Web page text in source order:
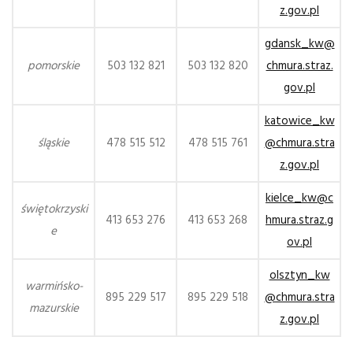
z.gov.pl
pomorskie 503 132 821 503 132 820
gdansk_kw@
chmura.straz.
gov.pl
śląskie 478 515 512 478 515 761
katowice_kw
@chmura.stra
z.gov.pl
świętokrzyski
e
413 653 276 413 653 268
kielce_kw@c
hmura.straz.g
ov.pl
warmińsko-
mazurskie
895 229 517 895 229 518
olsztyn_kw
@chmura.stra
z.gov.pl